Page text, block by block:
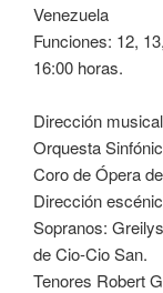
Venezuela
Funciones: 12,
16:00 horas.
Dirección
Orquesta
Coro de Ópera
Dirección
Sopranos:
de Cio-Cio San.
Tenores Robert